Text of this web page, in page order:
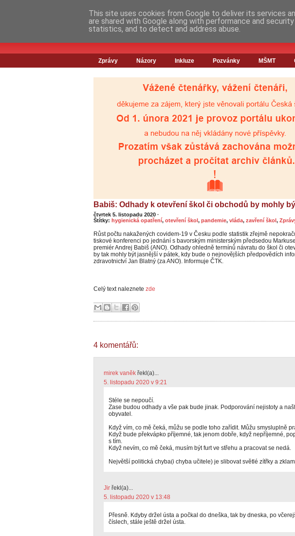
Zprávy Názory Inkluze Pozvánky MŠMT
Babiš: Odhady k otevření škol či obchodů by mohly
čtvrtek 5. listopadu 2020 ·
Štítky: hygienická opatření, otevření škol, pandemie, vláda, zavření škol,
Růst počtu nakažených covidem-19 v Česku podle statistik zřejmě
tiskové konferenci po jednání s bavorským ministerským předsedou
premiér Andrej Babiš (ANO). Odhady ohledně termínů návratu do škol či
by tak mohly být jasnější v pátek, kdy bude o nejnovějších předpovědích
zdravotnictví Jan Blatný (za ANO). Informuje ČTK.
Celý text naleznete zde
4 komentářů:
mirek vaněk řekl(a)...
5. listopadu 2020 v 9:21
Stéle se nepoučí.
Zase budou odhady a vše pak bude jinak. Podporování nejistoty a
obyvatel.
Když vím, co mě čeká, můžu se podle toho zařídit. Můžu smysluplně
Když bude překvápko příjemné, tak jenom dobře, když nepříjemné,
s tím.
Když nevím, co mě čeká, musím být furt ve střehu a pracovat se nedá.
Největší politická chyba(i chyba učitele) je slibovat světlé zítřky a
Jir řekl(a)...
5. listopadu 2020 v 13:48
Přesně. Kdyby držel ústa a počkal do dneška, tak by dneska, po
číslech, stále ještě držel ústa.
This site uses cookies from Google to deliver its services
are shared with Google along with performance and
statistics, and to detect and address abuse.